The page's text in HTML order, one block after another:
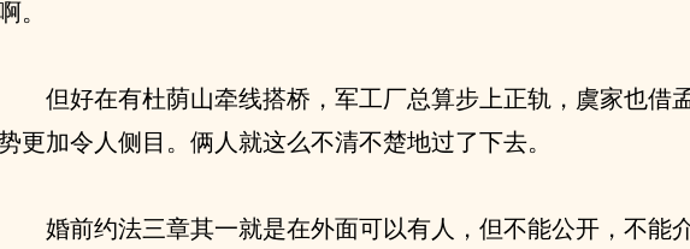
。
但好在有杜荫山牵线搭桥，军工厂总算步上正轨，虞家也借
更加令人侧目。俩人就这么不清不楚地过了下去。
婚前约法三章其一就是在外面可以有人，但不能公开，不能